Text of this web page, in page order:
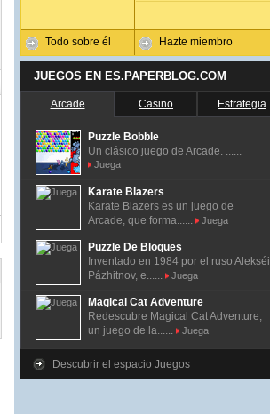
Todo sobre él Hazte miembro
JUEGOS EN ES.PAPERBLOG.COM
Arcade Casino Estrategia
Puzzle Bobble
Un clásico juego de Arcade. ......
Juega
Karate Blazers
Karate Blazers es un juego de
Arcade, que forma......
Juega
Puzzle De Bloques
Inventado en 1984 por el ruso Alekséi
Pázhitnov, e......
Juega
Magical Cat Adventure
Redescubre Magical Cat Adventure,
un juego de la......
Juega
Descubrir el espacio Juegos